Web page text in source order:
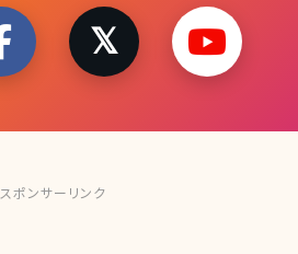
スポンサーリンク